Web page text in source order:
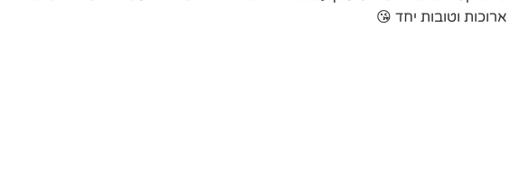
וטובות יחד 😘